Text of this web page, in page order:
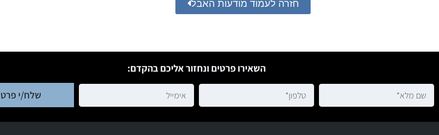
חזרה לעמוד מודעות האבל
השאירו פרטים ונחזור אליכם בהקדם:
שלח/י